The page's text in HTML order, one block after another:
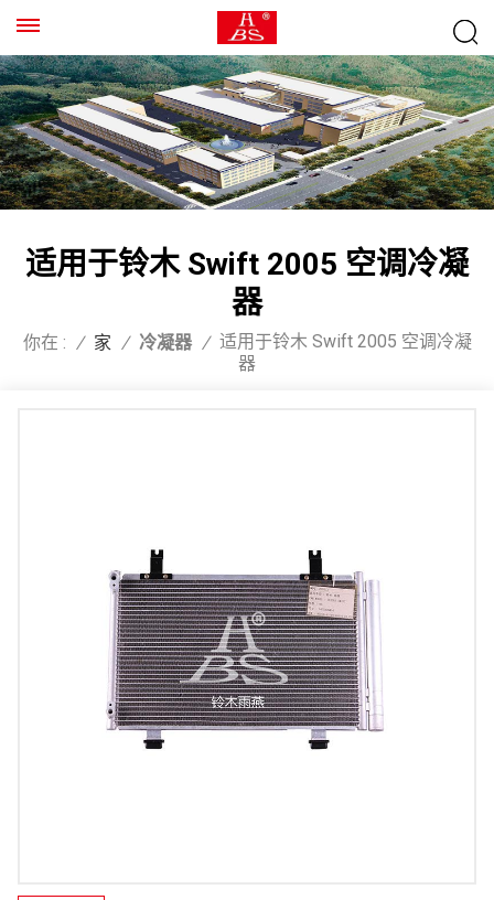
适用于铃木 Swift 2005 空调冷凝
器
你在 : / 家 / 冷凝器 / 适用于铃木 Swift 2005 空调冷凝
器